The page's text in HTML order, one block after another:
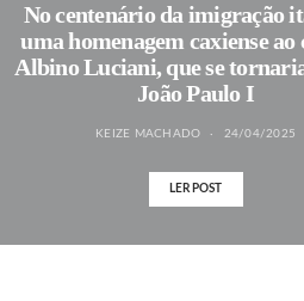
No centenário da imigração
uma homenagem caxiense ao
Albino Luciani, que se
João Paulo I
KEIZE MACHADO 24/04/2025
LER POST